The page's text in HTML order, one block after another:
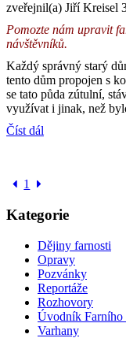
zveřejnil(a) Jiří Kreisel
Pomozte nám upravit
návštěvníků.
Každý správný starý
tento dům propojen s
se tato půda zútulní,
využívat i jinak, než
Číst dál
1
Kategorie
Dějiny farnosti
Opravy
Pozvánky
Reportáže
Rozhovory
Úvodník Farního
Varhany